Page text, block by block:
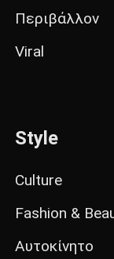
Περιβάλλον
Viral
Style
Culture
Fashion &
Αυτοκίνητο